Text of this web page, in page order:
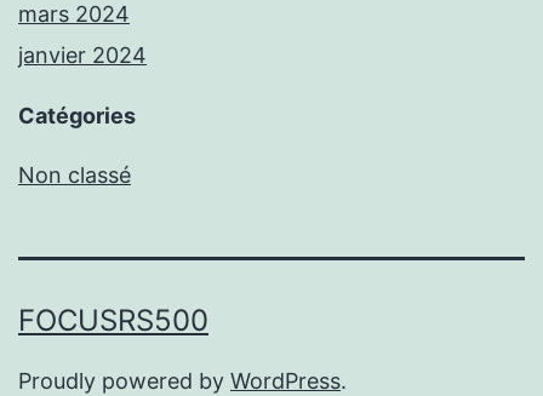
mars 2024
janvier 2024
Catégories
Non classé
FOCUSRS500
Proudly powered by WordPress.